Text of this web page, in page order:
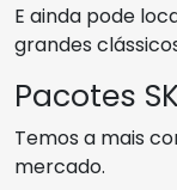
E ainda pode
grandes
Pacotes
Temos a mais
mercado.